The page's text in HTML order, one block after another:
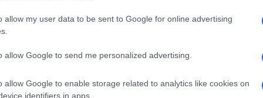
allow my user data to be sent to Google for online advertising
allow Google to send me personalized advertising.
allow Google to enable storage related to analytics like cookies on
identifiers in apps.
των Στενών του Ορμούζ έως ότου
της
τελευταίες ημέρες – Στην Αττική τα
της για να μην πει απολύτως